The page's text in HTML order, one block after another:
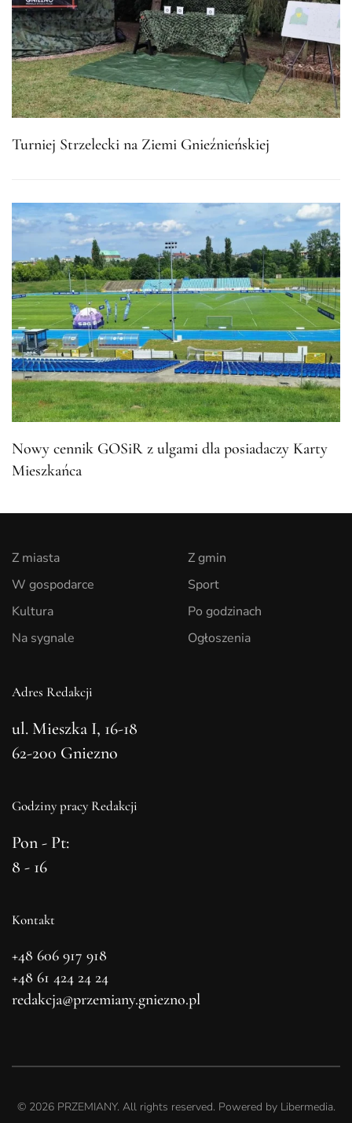
Turniej Strzelecki na Ziemi Gnieźnieńskiej
Nowy cennik GOSiR z ulgami dla posiadaczy Karty
Mieszkańca
Z miasta
W gospodarce
Kultura
Na sygnale
Z gmin
Sport
Po godzinach
Ogłoszenia
Adres Redakcji
ul. Mieszka I, 16-18
62-200 Gniezno
Godziny pracy Redakcji
Pon - Pt:
8 - 16
Kontakt
+48 606 917 918
+48 61 424 24 24
redakcja@przemiany.gniezno.pl
© 2026PRZEMIANY. All rights reserved. Powered by Libermedia.